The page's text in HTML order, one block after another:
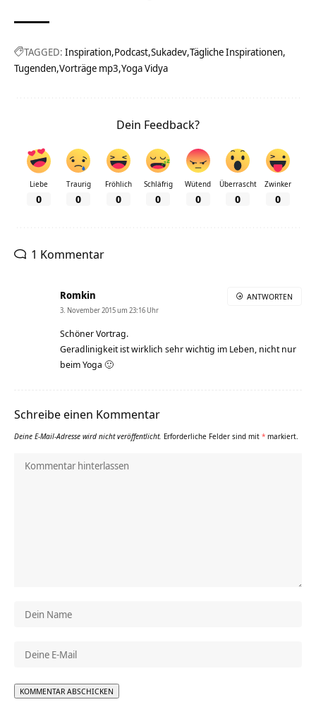
TAGGED: Inspiration Podcast Sukadev Tägliche Inspirationen
Tugenden Vorträge mp3 Yoga Vidya
Dein Feedback?
Liebe
0
Traurig
0
Fröhlich
0
Schläfrig
0
Wütend
0
Überrascht
0
Zwinker
0
1 Kommentar
Romkin
3. November 2015 um 23:16 Uhr
Schöner Vortrag.
Geradlinigkeit ist wirklich sehr wichtig im Leben, nicht nur
beim Yoga 🙂
ANTWORTEN
Schreibe einen Kommentar
Deine E-Mail-Adresse wird nicht veröffentlicht. Erforderliche Felder sind mit * markiert.